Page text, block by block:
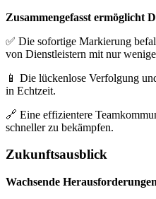
Zusammengefasst ermöglicht
✅ Die sofortige Markierung
von Dienstleistern mit nur
📱 Die lückenlose Verfolgung
in Echtzeit.
🔗 Eine effizientere
schneller zu bekämpfen.
Zukunftsausblick
Wachsende